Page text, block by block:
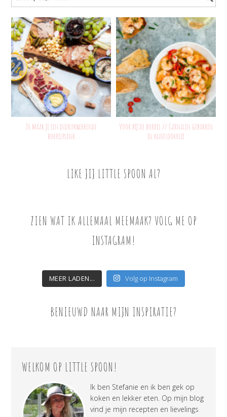
Zo maak je een indrukwekkende
borrelplank
Voor bij de borrel // Garnalen gebakken
in knoflookolie
LIKE JIJ LITTLE SPOON AL?
ZIEN WAT IK ALLEMAAL MEEMAAK? VOLG ME OP
INSTAGRAM!
MEER LADEN... Volg op Instagram
BENIEUWD NAAR MIJN INSPIRATIE?
WELKOM OP LITTLE SPOON!
Ik ben Stefanie en ik ben gek op
koken en lekker eten. Op mijn blog
vind je mijn recepten en lievelings